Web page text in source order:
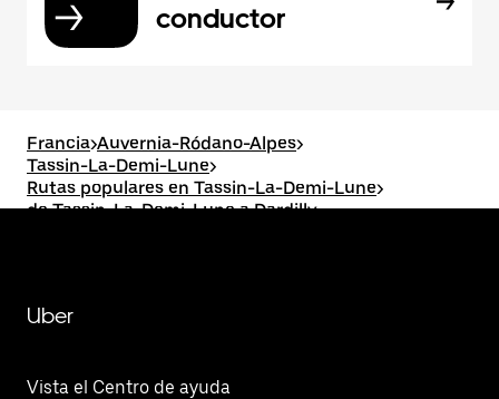
conductor
Francia>Auvernia-Ródano-Alpes>
Tassin-La-Demi-Lune>
Rutas populares en Tassin-La-Demi-Lune>
de Tassin-La-Demi-Lune a Dardilly
Uber
Vista el Centro de ayuda